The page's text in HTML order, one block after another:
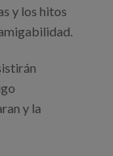
y los hitos
y la